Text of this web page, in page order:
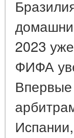
2023
ФИФА